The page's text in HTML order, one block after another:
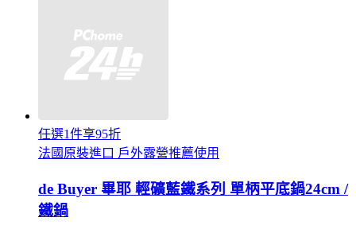
任選1件享95折
法國原裝進口 戶外露營推薦使用
de Buyer 畢耶 輕礦藍鐵系列 單柄平底鍋24cm /
鐵鍋